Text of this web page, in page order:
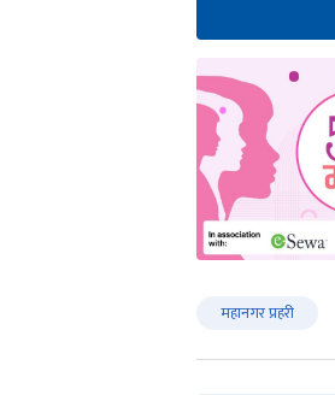
महानगर प्रहरी